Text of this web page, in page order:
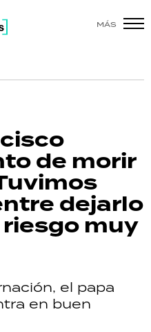
MÁS
de morir
dejarlo
muy
el papa
en buen